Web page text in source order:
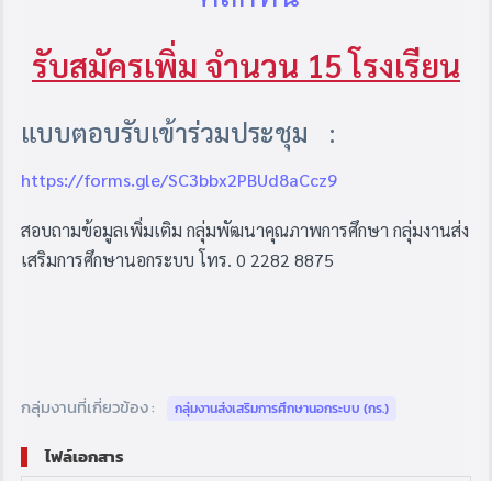
รับสมัครเพิ่ม จำนวน 15 โรงเรียน
แบบตอบรับเข้าร่วมประชุม :
https://forms.gle/SC3bbx2PBUd8aCcz9
สอบถามข้อมูลเพิ่มเติม กลุ่มพัฒนาคุณภาพการศึกษา กลุ่มงานส่ง
เสริมการศึกษานอกระบบ โทร. 0 2282 8875
กลุ่มงานที่เกี่ยวข้อง : กลุ่มงานส่งเสริมการศึกษานอกระบบ (กร.)
ไฟล์เอกสาร